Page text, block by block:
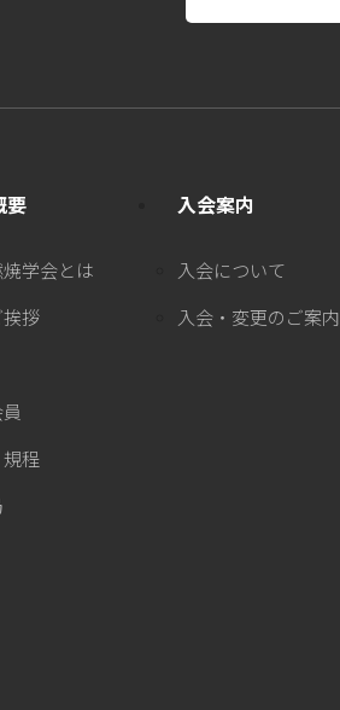
要
学会とは
拶
程
入会案内
入会について
入会・変更のご案内